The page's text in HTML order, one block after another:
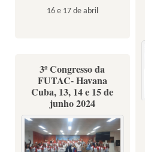
16 e 17 de abril
3º Congresso da
FUTAC- Havana
Cuba, 13, 14 e 15 de
junho 2024